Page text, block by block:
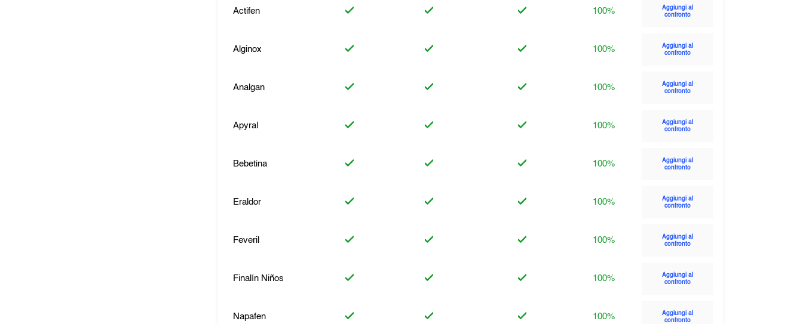
Actifen 100%
Aggiungi al
confronto
Alginox 100%
Aggiungi al
confronto
Analgan 100%
Aggiungi al
confronto
Apyral 100%
Aggiungi al
confronto
Bebetina 100%
Aggiungi al
confronto
Eraldor 100%
Aggiungi al
confronto
Feveril 100%
Aggiungi al
confronto
Finalín Niños 100%
Aggiungi al
confronto
Napafen 100%
Aggiungi al
confronto